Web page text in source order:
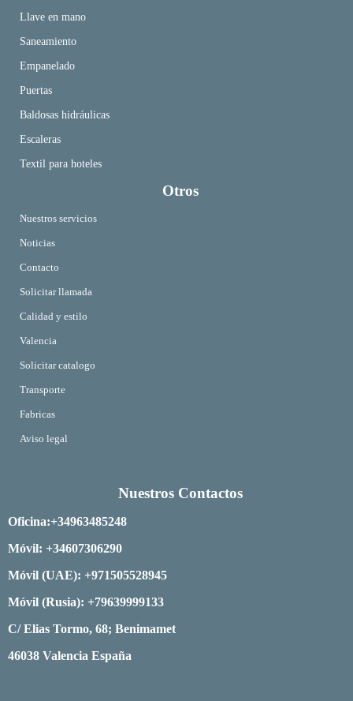
Llave en mano
Saneamiento
Empanelado
Puertas
Baldosas hidráulicas
Escaleras
Textil para hoteles
Otros
Nuestros servicios
Noticias
Contacto
Solicitar llamada
Calidad y estilo
Valencia
Solicitar catalogo
Transporte
Fabricas
Aviso legal
Nuestros Contactos
Oficina:+34963485248
Móvil: +34607306290
Móvil (UAE): +971505528945
Móvil (Rusia): +79639999133
С/ Elias Tormo, 68; Benimamet
46038 Valencia España